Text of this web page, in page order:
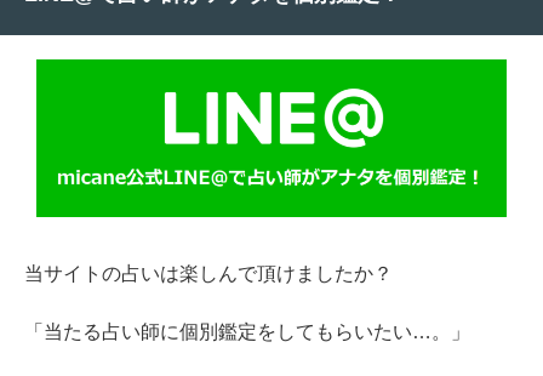
当サイトの占いは楽しんで頂けましたか？
「当たる占い師に個別鑑定をしてもらいたい…。」